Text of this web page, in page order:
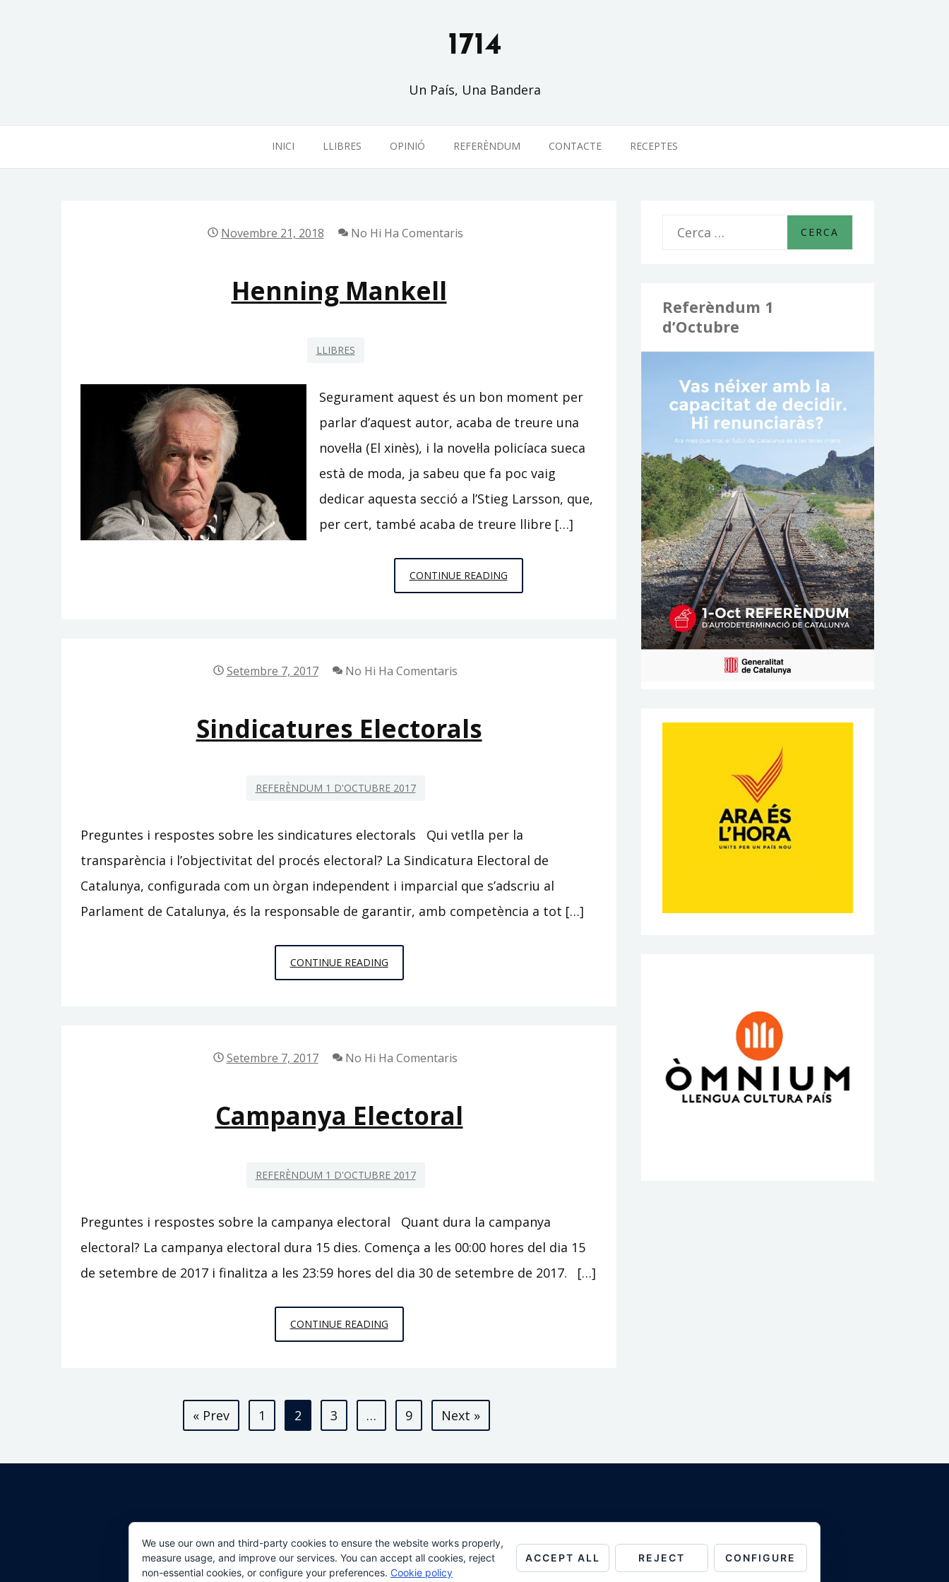
1714
Un País, Una Bandera
INICI LLIBRES OPINIÓ REFERÈNDUM CONTACTE RECEPTES
Novembre 21, 2018 No Hi Ha Comentaris
Henning Mankell
LLIBRES
Segurament aquest és un bon moment per
parlar d’aquest autor, acaba de treure una
novel·la (El xinès), i la novel·la policíaca sueca
està de moda, ja sabeu que fa poc vaig
dedicar aquesta secció a l’Stieg Larsson, que,
per cert, també acaba de treure llibre […]
CONTINUE READINGHENNING
MANKELL
Setembre 7, 2017 No Hi Ha Comentaris
Sindicatures Electorals
REFERÈNDUM 1 D'OCTUBRE 2017
Preguntes i respostes sobre les sindicatures electorals Qui vetlla per la
transparència i l’objectivitat del procés electoral? La Sindicatura Electoral de
Catalunya, configurada com un òrgan independent i imparcial que s’adscriu al
Parlament de Catalunya, és la responsable de garantir, amb competència a tot […]
CONTINUE READINGSINDICATURES
ELECTORALS
Setembre 7, 2017 No Hi Ha Comentaris
Campanya Electoral
REFERÈNDUM 1 D'OCTUBRE 2017
Preguntes i respostes sobre la campanya electoral Quant dura la campanya
electoral? La campanya electoral dura 15 dies. Comença a les 00:00 hores del dia 15
de setembre de 2017 i finalitza a les 23:59 hores del dia 30 de setembre de 2017. […]
CONTINUE READINGCAMPANYA
ELECTORAL
« Prev 1 2 3 … 9 Next »
c
a
:
Referèndum 1
d’Octubre
All Rights Reserved
Proudly powered by WordPress Theme: AeonBlog byAeonWP
We use our own and third-party cookies to ensure the website works properly,
measure usage, and improve our services. You can accept all cookies, reject
non-essential cookies, or configure your preferences. Cookie policy
ACCEPT ALL REJECT CONFIGURE